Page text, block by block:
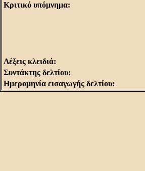
Κριτικό υπόμνημα:
Λέξεις κλειδιά:
Συντάκτης δελτίου:
Ημερομηνία εισαγωγής δελτίου: